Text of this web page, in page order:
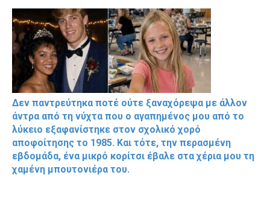
Δεν παντρεύτηκα ποτέ ούτε ξαναχόρεψα με άλλον
άντρα από τη νύχτα που ο αγαπημένος μου από το
λύκειο εξαφανίστηκε στον σχολικό χορό
αποφοίτησης το 1985. Και τότε, την περασμένη
εβδομάδα, ένα μικρό κορίτσι έβαλε στα χέρια μου τη
χαμένη μπουτονιέρα του.